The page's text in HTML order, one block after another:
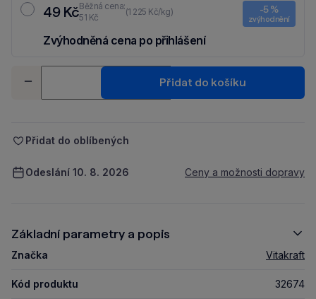
49 KčBěžná cena:
51 Kč
(1 225 Kč/kg) -5 %
zvýhodnění
Zvýhodněná cena po přihlášení
-
+
Přidat do košíku
Přidat do oblíbených
Odeslání 10. 8. 2026 Ceny a možnosti dopravy
Základní parametry a popis
Značka Vitakraft
Kód produktu 32674